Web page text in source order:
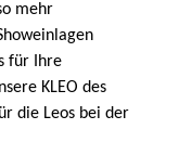
mehr
für Ihre
KLEO des
die Leos bei der